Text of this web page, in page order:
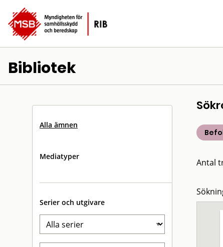
Bibliotek
Alla ämnen
Mediatyper
Serier och utgivare
Antal